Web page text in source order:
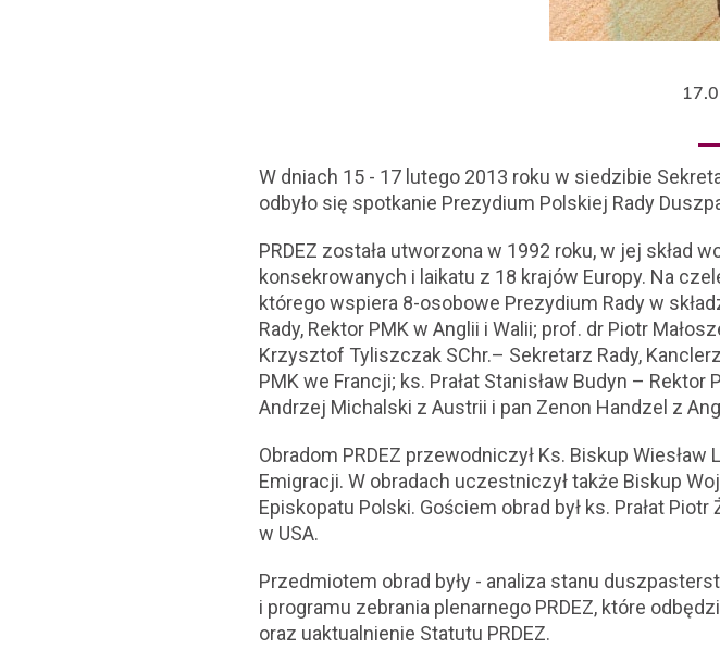
W dniach 15 - 17 lutego 2013 roku w siedzibie
odbyło się spotkanie Prezydium Polskiej Rady
PRDEZ została utworzona w 1992 roku, w jej
konsekrowanych i laikatu z 18 krajów Europy. Na
którego wspiera 8-osobowe Prezydium Rady w
Rady, Rektor PMK w Anglii i Walii; prof. dr Piotr
Krzysztof Tyliszczak SChr.– Sekretarz Rady,
PMK we Francji; ks. Prałat Stanisław Budyn –
Andrzej Michalski z Austrii i pan Zenon Handzel z
Obradom PRDEZ przewodniczył Ks. Biskup
Emigracji. W obradach uczestniczył także Biskup
Episkopatu Polski. Gościem obrad był ks. Prałat
w USA.
Przedmiotem obrad były - analiza stanu
i programu zebrania plenarnego PRDEZ, które
oraz uaktualnienie Statutu PRDEZ.